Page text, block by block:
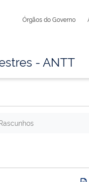
Órgãos do Governo
- ANTT